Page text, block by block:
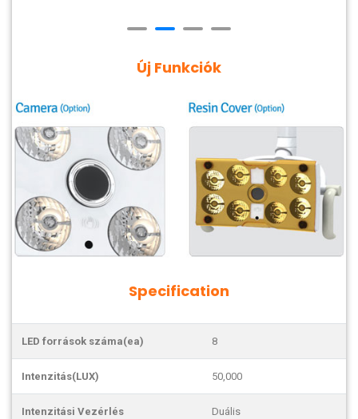
Új Funkciók
Specification
LED források száma(ea) 8
Intenzitás(LUX) 50,000
Intenzitási Vezérlés Duális